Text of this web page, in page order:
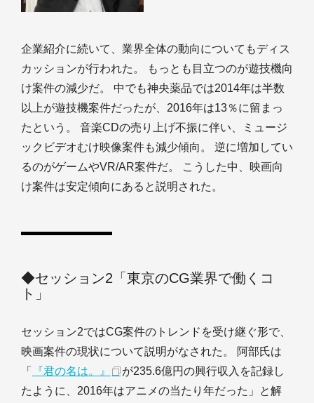
企業紹介に続いて、業界全体の動向についてもディス
カッションが行われた。 もっとも目立つのが遊技機向
け案件の減少だ。 中でも神央薬品では2014年は半数
以上が遊技機案件だったが、2016年は13％に留まっ
たという。 音楽CDの売り上げ不振に伴い、ミュージ
ックビデオむけ映像案件も減少傾向。 逆に増加してい
るのがゲームやVR/AR案件だ。 こうした中、映画向
け案件は安定傾向にあると説明された。
◆セッション2「東京のCG業界で働くコ
ト」
セッション2ではCG案件のトレンドを受け継ぐ形で、
映画案件の現状について説明がなされた。 阿部氏は
「
『君の名は。』
が235.6億円の興行収入を記録し
たように、2016年はアニメの当たり年だった」と解